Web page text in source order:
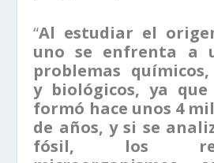
“Al estudiar el
uno se enfrenta a
problemas
y biológicos, ya
formó hace unos 4
de años, y si se
fósil, los